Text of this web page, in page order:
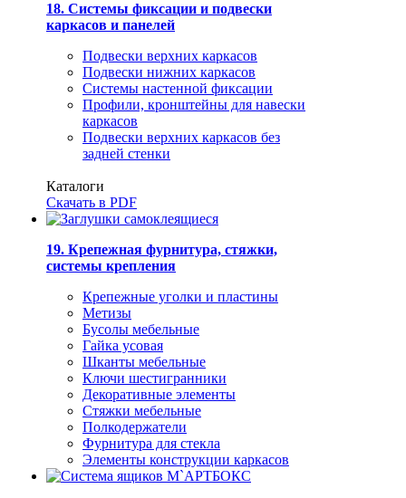
18. Системы фиксации и подвески
каркасов и панелей
Подвески верхних каркасов
Подвески нижних каркасов
Системы настенной фиксации
Профили, кронштейны для навески
каркасов
Подвески верхних каркасов без
задней стенки
Каталоги
Скачать в PDF
19. Крепежная фурнитура, стяжки,
системы крепления
Крепежные уголки и пластины
Метизы
Бусолы мебельные
Гайка усовая
Шканты мебельные
Ключи шестигранники
Декоративные элементы
Стяжки мебельные
Полкодержатели
Фурнитура для стекла
Элементы конструкции каркасов